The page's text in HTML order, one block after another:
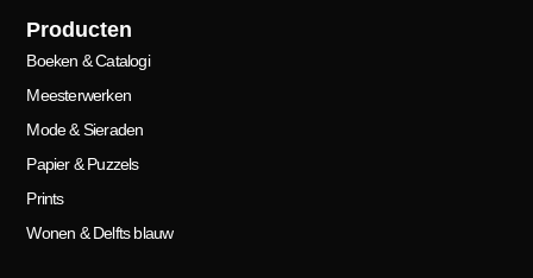
Producten
Boeken & Catalogi
Meesterwerken
Mode & Sieraden
Papier & Puzzels
Prints
Wonen & Delfts blauw